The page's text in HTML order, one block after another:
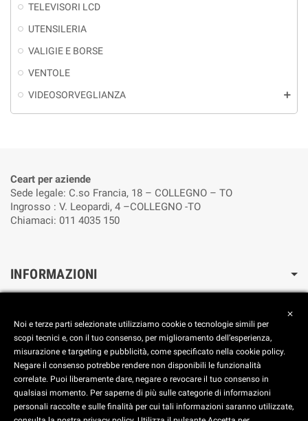
TELEVISORI LCD
UTENSILERIA
VALIGIE E BORSE
VENTOLE
VIDEOSORVEGLIANZA
add
Ceart per aziende
Sede legale: C.so Francia, 18 – COLLEGNO – TO
Ingrosso : V. Leopardi, 4 –COLLEGNO -TO
Chiamaci: 011 4035 150
INFORMAZIONI
Reimposta le preferenze dei cookie
Privacy Policy
FOOTER
Aggiorna le preferenze dei Cookies
close
Noi e terze parti selezionate utilizziamo cookie o tecnologie simili per
scopi tecnici e, con il tuo consenso, per miglioramento dell’esperienza,
misurazione e targeting e pubblicità, come specificato nella cookie policy.
Negare il consenso potrebbe rendere non disponibili le funzionalità
correlate. Puoi liberamente dare, negare o revocare il tuo consenso in
qualsiasi momento. Per saperne di più sulle categorie di informazioni
personali raccolte e sulle finalità per cui tali informazioni saranno utilizzate,